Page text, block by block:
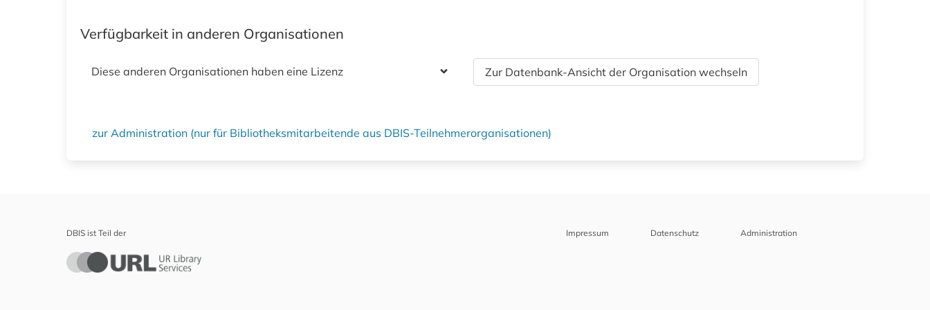
Verfügbarkeit in anderen Organisationen
Diese anderen Organisationen haben eine Lizenz Zur Datenbank-Ansicht der Organisation wechseln
zur Administration (nur für Bibliotheksmitarbeitende aus DBIS-Teilnehmerorganisationen)
DBIS ist Teil der Impressum Datenschutz Administration